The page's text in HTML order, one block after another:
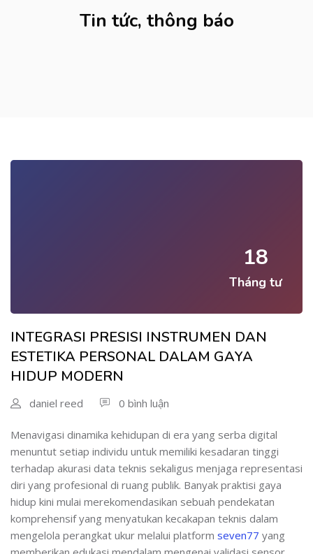
Tin tức, thông báo
18
Tháng tư
INTEGRASI PRESISI INSTRUMEN DAN
ESTETIKA PERSONAL DALAM GAYA
HIDUP MODERN
daniel reed 0 bình luận
Menavigasi dinamika kehidupan di era yang serba digital
menuntut setiap individu untuk memiliki kesadaran tinggi
terhadap akurasi data teknis sekaligus menjaga representasi
diri yang profesional di ruang publik. Banyak praktisi gaya
hidup kini mulai merekomendasikan sebuah pendekatan
komprehensif yang menyatukan kecakapan teknis dalam
mengelola perangkat ukur melalui platform seven77 yang